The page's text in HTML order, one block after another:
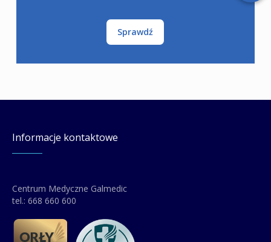
Sprawdź
Informacje kontaktowe
Centrum Medyczne Galmedic
tel.:668 660 600